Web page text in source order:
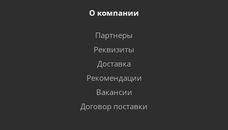
О компании
Партнеры
Реквизиты
Доставка
Рекомендации
Вакансии
Договор поставки